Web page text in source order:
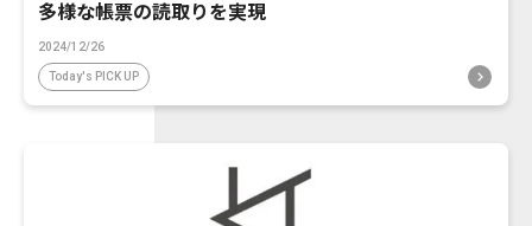
多様な帳票の読取りを実現
2024/12/26
Today's PICK UP